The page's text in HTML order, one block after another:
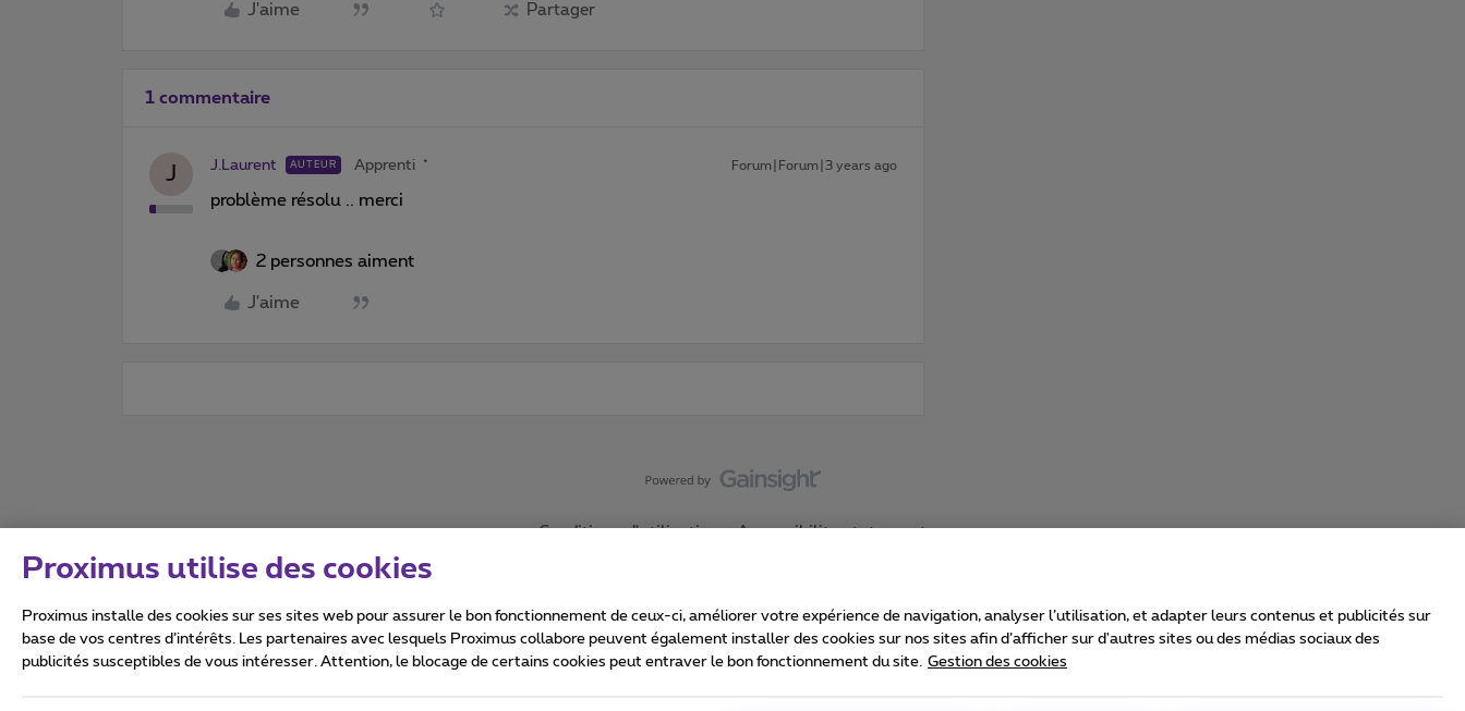
J'aime Partager
1 commentaire
J J.Laurent AUTEUR Apprenti Forum|Forum|3 years ago
problème résolu .. merci
2 personnes aiment
J'aime
Conditions d'utilisation Accessibility statement
Tous droits réservés. ©2026Proximus
Proximus utilise des cookies
Proximus installe des cookies sur ses sites web pour assurer le bon fonctionnement de ceux-ci, améliorer votre expérience de navigation, analyser l’utilisation, et adapter leurs contenus et publicités sur
base de vos centres d’intérêts. Les partenaires avec lesquels Proximus collabore peuvent également installer des cookies sur nos sites afin d’afficher sur d'autres sites ou des médias sociaux des
publicités susceptibles de vous intéresser. Attention, le blocage de certains cookies peut entraver le bon fonctionnement du site. Gestion des cookies